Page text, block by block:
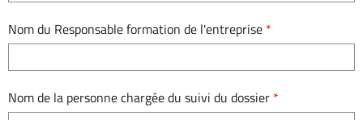
Nom du Responsable formation de l'entreprise *
Nom de la personne chargée du suivi du dossier *